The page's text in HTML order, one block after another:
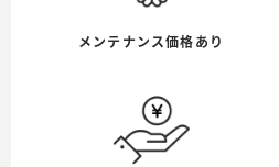
メンテナンス価格あり